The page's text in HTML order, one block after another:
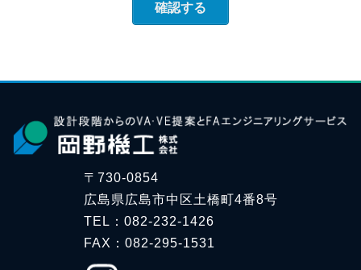
連絡や業務のご案内やご質問に対する回答として、
電子メールや資料のご送付に利用いたします。
弊社は、お客様よりお預かりした個人情報を適切に
合を除き、個人情報を第三者に開示いたしません。
個人情報の安全対策
弊社は、個人情報の正確性及び安全性確保のため
ご本人の照会
お客様がご本人の個人情報の照会・修正・削除など
をご希望される場合には、ご本人であることを確認
〒730-0854
広島県広島市中区土橋町4番8号
TEL：082-232-1426
FAX：082-295-1531